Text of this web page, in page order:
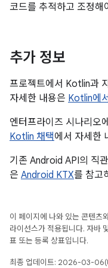
코드를 추적하고 조정해
추가 정보
프로젝트에서 Kotlin과
자세한 내용은 Kotlin에
엔터프라이즈 시나리오
Kotlin 채택에서 자세한
기존 Android API의 직
은 Android KTX를 참고
이 페이지에 나와 있는 콘텐츠
라이선스가 적용됩니다. 자
표 또는 등록 상표입니다.
최종 업데이트: 2026-03-